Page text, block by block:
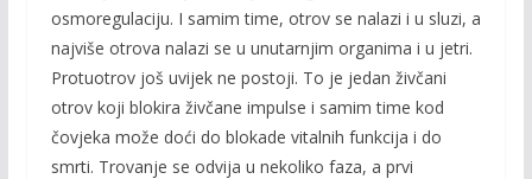
osmoregulaciju. I samim time, otrov se nalazi i u sluzi, a
najviše otrova nalazi se u unutarnjim organima i u jetri.
Protuotrov još uvijek ne postoji. To je jedan živčani
otrov koji blokira živčane impulse i samim time kod
čovjeka može doći do blokade vitalnih funkcija i do
smrti. Trovanje se odvija u nekoliko faza, a prvi